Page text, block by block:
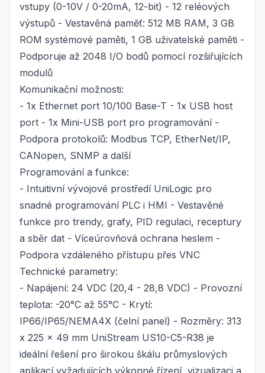
vstupy (0-10V / 0-20mA, 12-bit) - 12 reléových
výstupů - Vestavěná paměť: 512 MB RAM, 3 GB
ROM systémové paměti, 1 GB uživatelské paměti -
Podporuje až 2048 I/O bodů pomocí rozšiřujících
modulů
Komunikační možnosti:
- 1x Ethernet port 10/100 Base-T - 1x USB host
port - 1x Mini-USB port pro programování -
Podpora protokolů: Modbus TCP, EtherNet/IP,
CANopen, SNMP a další
Programování a funkce:
- Intuitivní vývojové prostředí UniLogic pro
snadné programování PLC i HMI - Vestavěné
funkce pro trendy, grafy, PID regulaci, receptury
a sběr dat - Víceúrovňová ochrana heslem -
Podpora vzdáleného přístupu přes VNC
Technické parametry:
- Napájení: 24 VDC (20,4 - 28,8 VDC) - Provozní
teplota: -20°C až 55°C - Krytí:
IP66/IP65/NEMA4X (čelní panel) - Rozměry: 313
x 225 x 49 mm UniStream US10-C5-R38 je
ideální řešení pro širokou škálu průmyslových
aplikací vyžadujících výkonné řízení, vizualizaci a